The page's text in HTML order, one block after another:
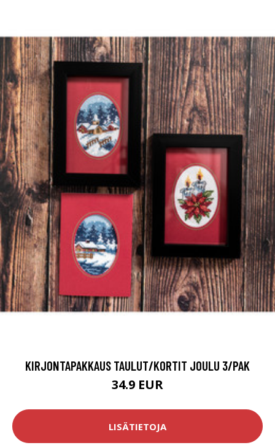
KIRJONTAPAKKAUS TAULUT/KORTIT JOULU 3/PAK
34.9 EUR
LISÄTIETOJA